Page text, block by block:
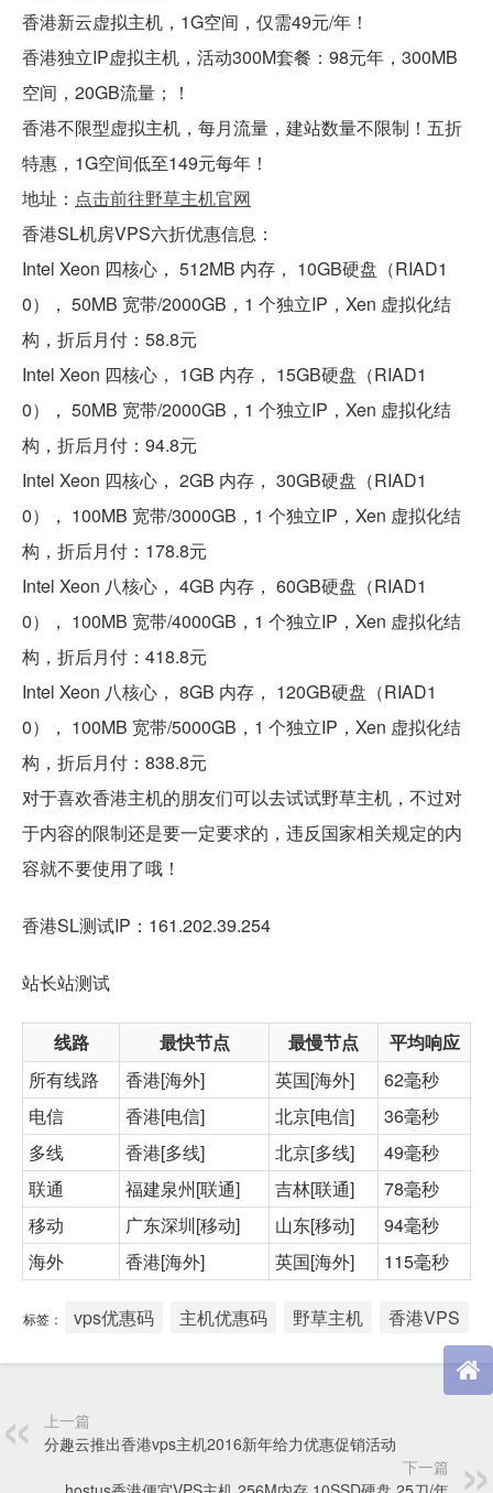
香港新云虚拟主机，1G空间，仅需49元/年！
香港独立IP虚拟主机，活动300M套餐：98元年，300MB
空间，20GB流量；！
香港不限型虚拟主机，每月流量，建站数量不限制！五折
特惠，1G空间低至149元每年！
地址： 点击前往野草主机官网
香港SL机房VPS六折优惠信息：
Intel Xeon 四核心， 512MB 内存， 10GB硬盘（RIAD1
0）， 50MB 宽带/2000GB，1 个独立IP，Xen 虚拟化结
构，折后月付：58.8元
Intel Xeon 四核心， 1GB 内存， 15GB硬盘（RIAD1
0）， 50MB 宽带/2000GB，1 个独立IP，Xen 虚拟化结
构，折后月付：94.8元
Intel Xeon 四核心， 2GB 内存， 30GB硬盘（RIAD1
0）， 100MB 宽带/3000GB，1 个独立IP，Xen 虚拟化结
构，折后月付：178.8元
Intel Xeon 八核心， 4GB 内存， 60GB硬盘（RIAD1
0）， 100MB 宽带/4000GB，1 个独立IP，Xen 虚拟化结
构，折后月付：418.8元
Intel Xeon 八核心， 8GB 内存， 120GB硬盘（RIAD1
0）， 100MB 宽带/5000GB，1 个独立IP，Xen 虚拟化结
构，折后月付：838.8元
对于喜欢香港主机的朋友们可以去试试野草主机，不过对
于内容的限制还是要一定要求的，违反国家相关规定的内
容就不要使用了哦！
香港SL测试IP：161.202.39.254
站长站测试
线路 最快节点 最慢节点
平均响应
所有线路
香港[海外] 英国[海外]
62毫秒
电信
香港[电信] 北京[电信]
36毫秒
多线
香港[多线] 北京[多线]
49毫秒
联通
福建泉州[联通] 吉林[联通]
78毫秒
移动
广东深圳[移动] 山东[移动]
94毫秒
海外
香港[海外] 英国[海外] 115毫秒
标签： vps优惠码 主机优惠码 野草主机 香港VPS
上一篇
分趣云推出香港vps主机2016新年给力优惠促销活动
下一篇